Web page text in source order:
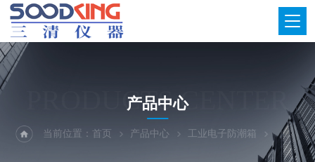
PRODUCTS CENTER
产品中心
当前位置：首页 产品中心 工业电子防潮箱 超低湿